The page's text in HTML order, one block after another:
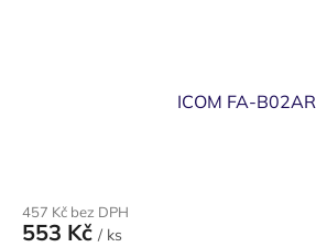
ICOM FA-B02AR
produktu
je
457 Kč bez DPH
553 Kč / ks